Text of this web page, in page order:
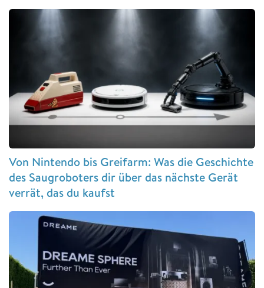
Von Nintendo bis Greifarm: Was die Geschichte
des Saugroboters dir über das nächste Gerät
verrät, das du kaufst